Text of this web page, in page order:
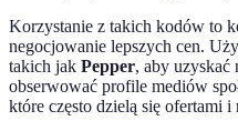
Korzystanie z takich kodów to
negocjowanie lepszych cen.
takich jak Pepper, aby uzyskać
obserwować profile mediów
które często dzielą się ofertami i